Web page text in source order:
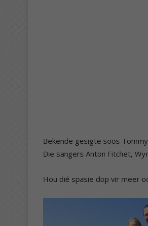
Bekende gesigte soos
Die sangers Anton Fitchet,
Hou dié spasie dop vir meer